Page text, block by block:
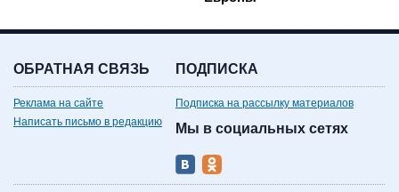
ОБРАТНАЯ СВЯЗЬ
Реклама на сайте
Написать письмо в редакцию
ПОДПИСКА
Подписка на рассылку материалов
Мы в социальных сетях